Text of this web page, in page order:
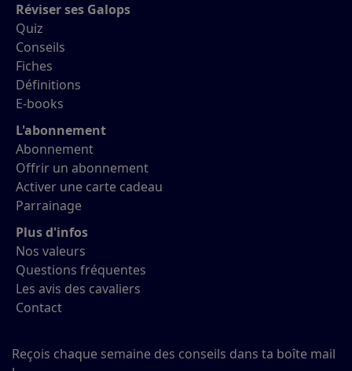
Réviser ses Galops
Quiz
Conseils
Fiches
Définitions
E-books
L'abonnement
Abonnement
Offrir un abonnement
Activer une carte cadeau
Parrainage
Plus d'infos
Nos valeurs
Questions fréquentes
Les avis des cavaliers
Contact
Reçois chaque semaine des conseils dans ta boîte mail